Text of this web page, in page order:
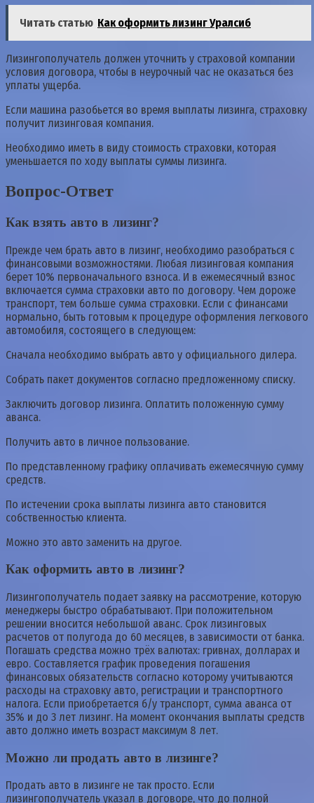
Читать статью Как оформить лизинг Уралсиб
Лизингополучатель должен уточнить у страховой компании
условия договора, чтобы в неурочный час не оказаться без
уплаты ущерба.
Если машина разобьется во время выплаты лизинга, страховку
получит лизинговая компания.
Необходимо иметь в виду стоимость страховки, которая
уменьшается по ходу выплаты суммы лизинга.
Вопрос-Ответ
Как взять авто в лизинг?
Прежде чем брать авто в лизинг, необходимо разобраться с
финансовыми возможностями. Любая лизинговая компания
берет 10% первоначального взноса. И в ежемесячный взнос
включается сумма страховки авто по договору. Чем дороже
транспорт, тем больше сумма страховки. Если с финансами
нормально, быть готовым к процедуре оформления легкового
автомобиля, состоящего в следующем:
Сначала необходимо выбрать авто у официального дилера.
Собрать пакет документов согласно предложенному списку.
Заключить договор лизинга. Оплатить положенную сумму
аванса.
Получить авто в личное пользование.
По представленному графику оплачивать ежемесячную сумму
средств.
По истечении срока выплаты лизинга авто становится
собственностью клиента.
Можно это авто заменить на другое.
Как оформить авто в лизинг?
Лизингополучатель подает заявку на рассмотрение, которую
менеджеры быстро обрабатывают. При положительном
решении вносится небольшой аванс. Срок лизинговых
расчетов от полугода до 60 месяцев, в зависимости от банка.
Погашать средства можно трёх валютах: гривнах, долларах и
евро. Составляется график проведения погашения
финансовых обязательств согласно которому учитываются
расходы на страховку авто, регистрации и транспортного
налога. Если приобретается б/у транспорт, сумма аванса от
35% и до 3 лет лизинг. На момент окончания выплаты средств
авто должно иметь возраст максимум 8 лет.
Можно ли продать авто в лизинге?
Продать авто в лизинге не так просто. Если
лизингополучатель указал в договоре, что до полной